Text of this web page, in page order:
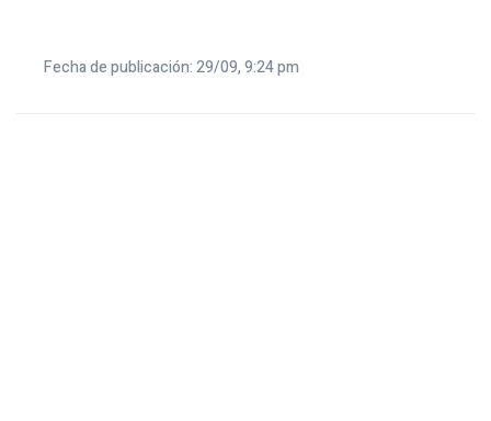
Fecha de publicación: 29/09, 9:24 pm